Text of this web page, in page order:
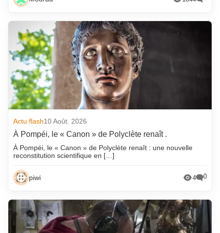
Actu flash10 Août. 2026
À Pompéi, le « Canon » de Polyclète renaît .
À Pompéi, le « Canon » de Polyclète renaît : une nouvelle
reconstitution scientifique en […]
piwi 4 0